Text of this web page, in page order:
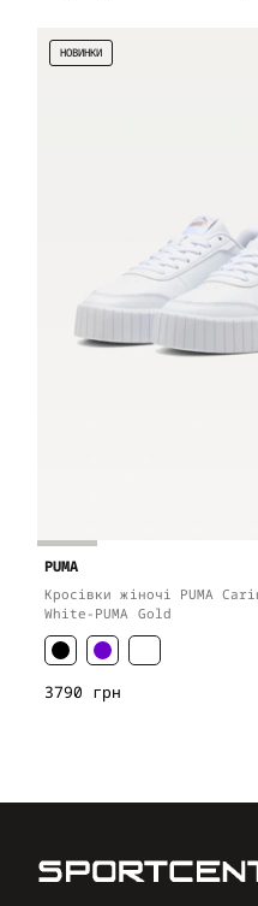
НОВИНКИ
PUMA
Кросівки жіночі PUMA
White-PUMA Gold
3790 грн